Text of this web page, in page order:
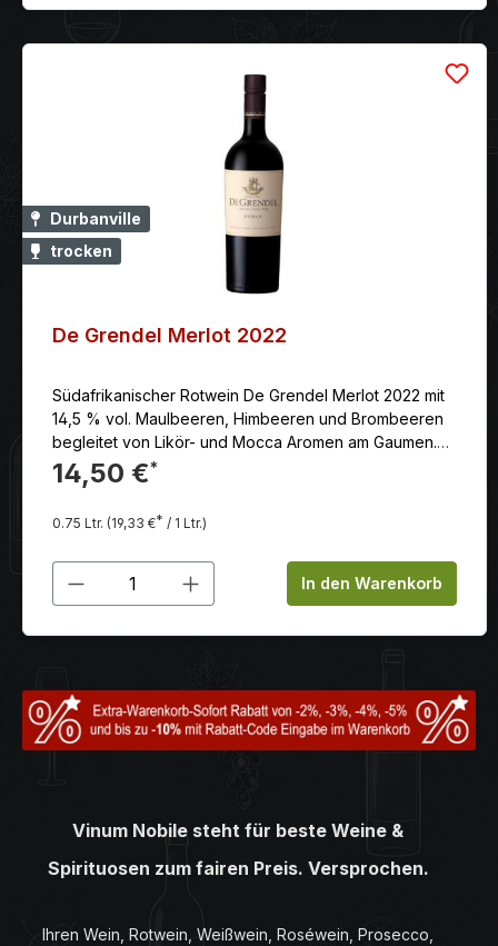
Durbanville
trocken
De Grendel Merlot 2022
Südafrikanischer Rotwein De Grendel Merlot 2022 mit
14,5 % vol. Maulbeeren, Himbeeren und Brombeeren
begleitet von Likör- und Mocca Aromen am Gaumen.
Ein gut integrierter Barriqueton verleiht dem Wein
Eleganz und Länge
14,50 €*
0.75 Ltr. (19,33 €* / 1 Ltr.)
Produkt Anzahl: Gib denIn den Warenkorb
Vinum Nobile steht für beste Weine &
Spirituosen zum fairen Preis. Versprochen.
Ihren Wein, Rotwein, Weißwein, Roséwein, Prosecco,